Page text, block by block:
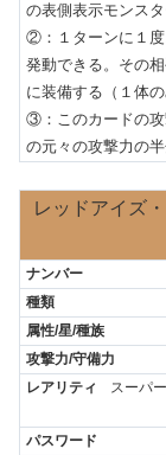
の表側表示モンス
②：１ターンに１度
発動できる。その
に装備する（１体の
③：このカードの攻
の元々の攻撃力の半
レッドアイズ
スーパ